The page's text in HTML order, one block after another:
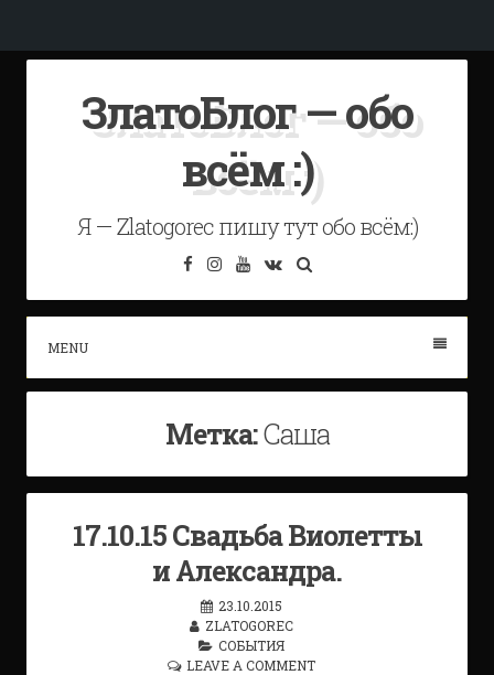
contentЗлатоБлог — обо
всём :)
Я — Zlatogorec пишу тут обо всём:)
Facebook
Instagram
YouTube
VK
MENU
Метка:Саша
17.10.15 Свадьба Виолетты
и Александра.
23.10.2015
ZLATOGOREC
СОБЫТИЯ
LEAVE A COMMENT